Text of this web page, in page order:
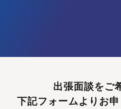
出張面談をご
下記フォームよりお申